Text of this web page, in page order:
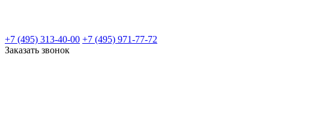
+7 (495) 313-40-00 +7 (495) 971-77-72
Заказать звонок